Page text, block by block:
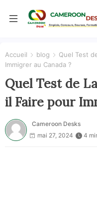
Accueil blog
Quel Test
Immigrer au Canada ?
Quel Test de
il Faire pour
Cameroon Desks
mai 27, 2024
4